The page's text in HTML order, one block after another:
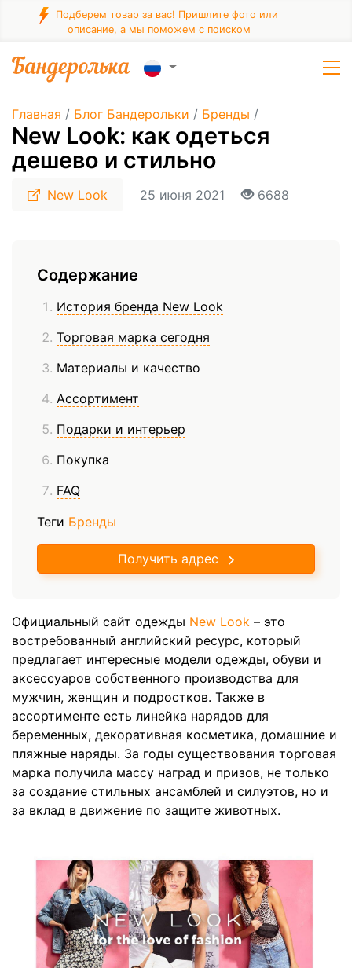
Подберем товар за вас! Пришлите фото или
описание, а мы поможем с поиском
Главная / Блог Бандерольки / Бренды /
New Look: как одеться
дешево и стильно
New Look 25 июня 2021 6688
Содержание
История бренда New Look
Торговая марка сегодня
Материалы и качество
Ассортимент
Подарки и интерьер
Покупка
FAQ
Теги Бренды
Получить адрес
Официальный сайт одежды New Look – это
востребованный английский ресурс, который
предлагает интересные модели одежды, обуви и
аксессуаров собственного производства для
мужчин, женщин и подростков. Также в
ассортименте есть линейка нарядов для
беременных, декоративная косметика, домашние и
пляжные наряды. За годы существования торговая
марка получила массу наград и призов, не только
за создание стильных ансамблей и силуэтов, но и
за вклад в движение по защите животных.